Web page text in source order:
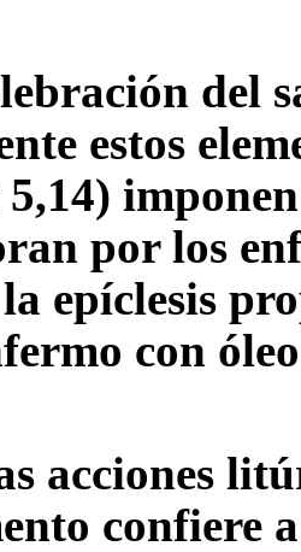
del
estos
por los
epíclesis
con
confiere